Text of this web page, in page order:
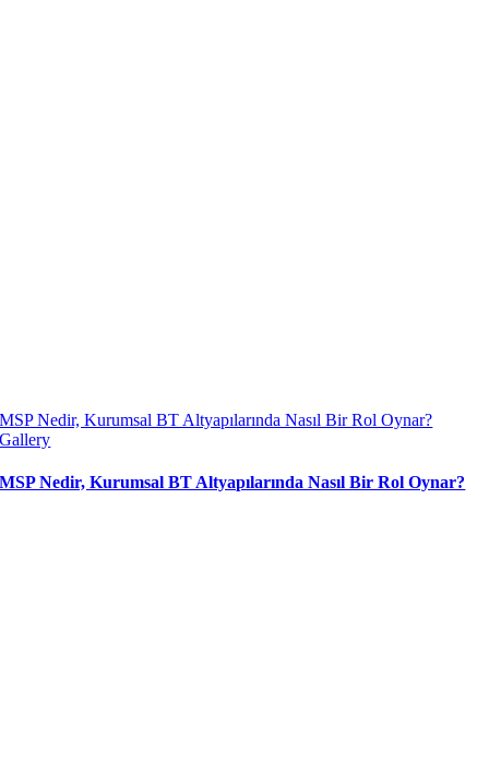
MSP Nedir, Kurumsal BT Altyapılarında Nasıl Bir Rol Oynar?
Gallery
MSP Nedir, Kurumsal BT Altyapılarında Nasıl Bir Rol Oynar?